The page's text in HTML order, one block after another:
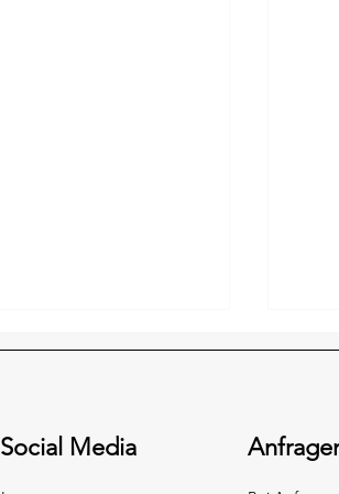
Social Media